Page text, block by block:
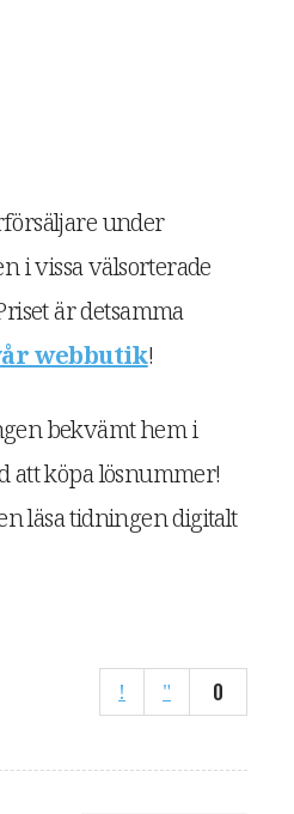
under
i vissa välsorterade
är detsamma
webbutik!
bekvämt hem i
att köpa lösnummer!
läsa tidningen digitalt
0